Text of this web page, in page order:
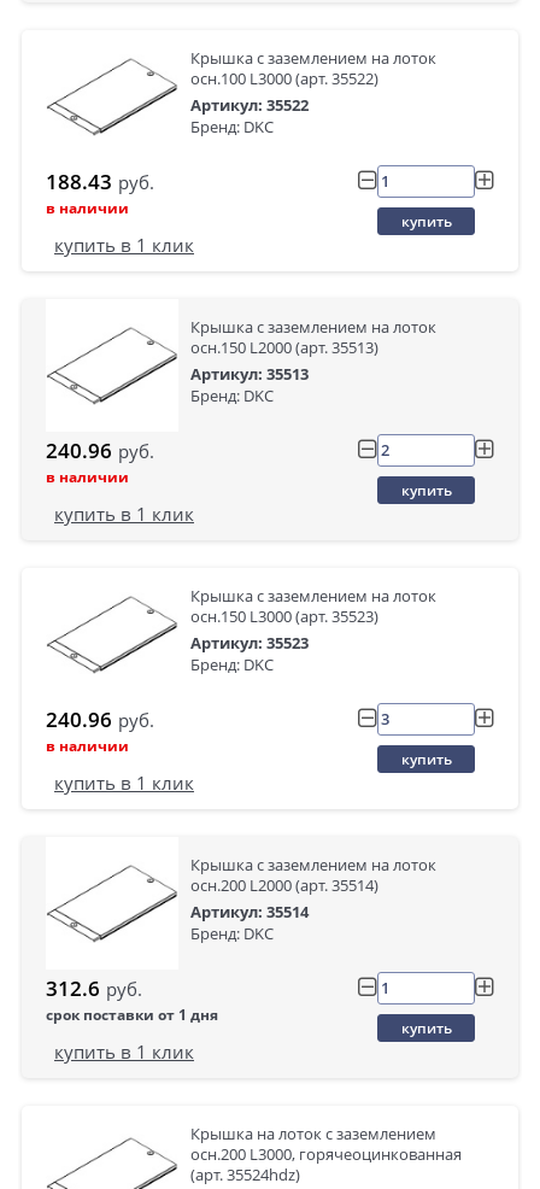
Крышка с заземлением на лоток
осн.100 L3000 (арт. 35522)
Артикул: 35522
Бренд: DKC
188.43 руб.
в наличии
купить
купить в 1 клик
Крышка с заземлением на лоток
осн.150 L2000 (арт. 35513)
Артикул: 35513
Бренд: DKC
240.96 руб.
в наличии
купить
купить в 1 клик
Крышка с заземлением на лоток
осн.150 L3000 (арт. 35523)
Артикул: 35523
Бренд: DKC
240.96 руб.
в наличии
купить
купить в 1 клик
Крышка с заземлением на лоток
осн.200 L2000 (арт. 35514)
Артикул: 35514
Бренд: DKC
312.6 руб.
срок поставки от 1 дня
купить
купить в 1 клик
Крышка на лоток с заземлением
осн.200 L3000, горячеоцинкованная
(арт. 35524hdz)